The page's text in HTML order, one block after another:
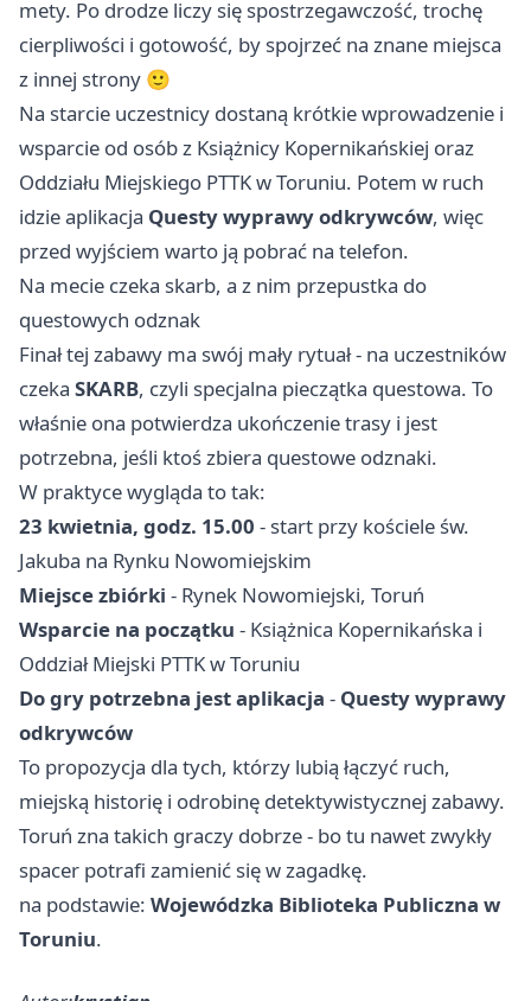
mety. Po drodze liczy się spostrzegawczość, trochę
cierpliwości i gotowość, by spojrzeć na znane miejsca
z innej strony 🙂
Na starcie uczestnicy dostaną krótkie wprowadzenie i
wsparcie od osób z Książnicy Kopernikańskiej oraz
Oddziału Miejskiego PTTK w Toruniu. Potem w ruch
idzie aplikacja Questy wyprawy odkrywców, więc
przed wyjściem warto ją pobrać na telefon.
Na mecie czeka skarb, a z nim przepustka do
questowych odznak
Finał tej zabawy ma swój mały rytuał - na uczestników
czeka SKARB, czyli specjalna pieczątka questowa. To
właśnie ona potwierdza ukończenie trasy i jest
potrzebna, jeśli ktoś zbiera questowe odznaki.
W praktyce wygląda to tak:
23 kwietnia, godz. 15.00 - start przy kościele św.
Jakuba na Rynku Nowomiejskim
Miejsce zbiórki - Rynek Nowomiejski, Toruń
Wsparcie na początku - Książnica Kopernikańska i
Oddział Miejski PTTK w Toruniu
Do gry potrzebna jest aplikacja - Questy wyprawy
odkrywców
To propozycja dla tych, którzy lubią łączyć ruch,
miejską historię i odrobinę detektywistycznej zabawy.
Toruń zna takich graczy dobrze - bo tu nawet zwykły
spacer potrafi zamienić się w zagadkę.
na podstawie: Wojewódzka Biblioteka Publiczna w
Toruniu.